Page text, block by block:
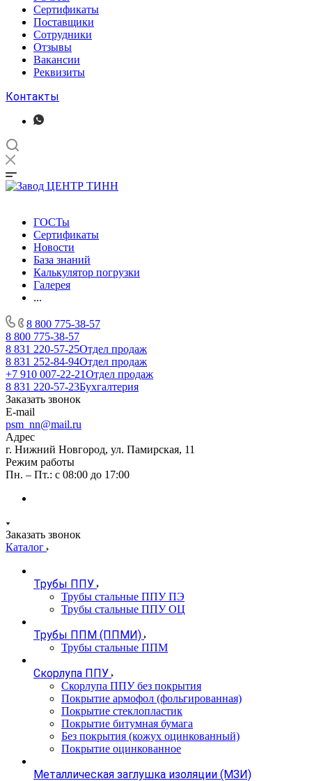
Сертификаты
Поставщики
Сотрудники
Отзывы
Вакансии
Реквизиты
Контакты
ГОСТы
Сертификаты
Новости
База знаний
Калькулятор погрузки
Галерея
...
8 800 775-38-57
8 800 775-38-57
8 831 220-57-25Отдел продаж
8 831 252-84-94Отдел продаж
+7 910 007-22-21Отдел продаж
8 831 220-57-23Бухгалтерия
Заказать звонок
E-mail
psm_nn@mail.ru
Адрес
г. Нижний Новгород, ул. Памирская, 11
Режим работы
Пн. – Пт.: с 08:00 до 17:00
Заказать звонок
Каталог
Трубы ППУ
Трубы стальные ППУ ПЭ
Трубы стальные ППУ ОЦ
Трубы ППМ (ППМИ)
Трубы стальные ППМ
Скорлупа ППУ
Скорлупа ППУ без покрытия
Покрытие армофол (фольгированная)
Покрытие стеклопластик
Покрытие битумная бумага
Без покрытия (кожух оцинкованный)
Покрытие оцинкованное
Металлическая заглушка изоляции (МЗИ)